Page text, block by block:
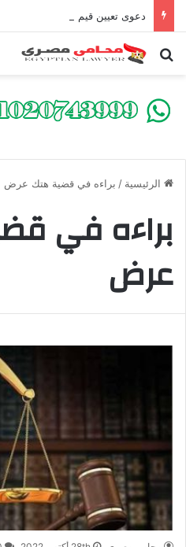
بحث عن
الرئيسية / براءه في قضية هتك عرض
براءه في
عرض